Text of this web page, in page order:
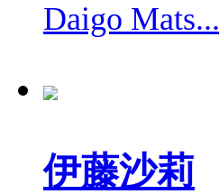
Daigo Mats...
伊藤沙莉